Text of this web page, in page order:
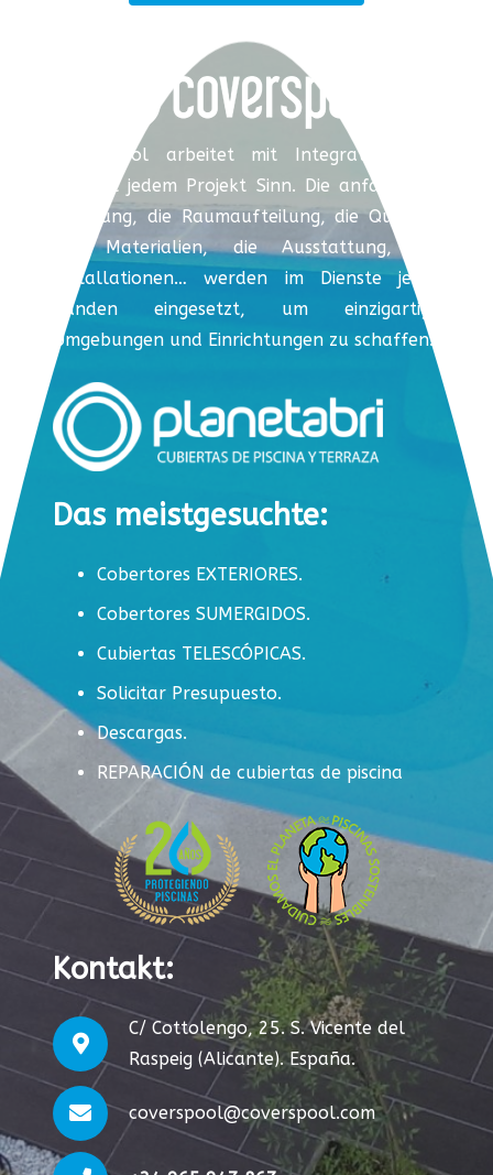
Coverspool arbeitet mit Integration und
verleiht jedem Projekt Sinn. Die anfängliche
Beratung, die Raumaufteilung, die Qualität
der Materialien, die Ausstattung, die
Installationen… werden im Dienste jedes
Kunden eingesetzt, um einzigartige
Umgebungen und Einrichtungen zu schaffen.
Das meistgesuchte:
Cobertores EXTERIORES.
Cobertores SUMERGIDOS.
Cubiertas TELESCÓPICAS.
Solicitar Presupuesto.
Descargas.
REPARACIÓN de cubiertas de piscina
Kontakt:
C/ Cottolengo, 25. S. Vicente del
Raspeig (Alicante). España.
coverspool@coverspool.com